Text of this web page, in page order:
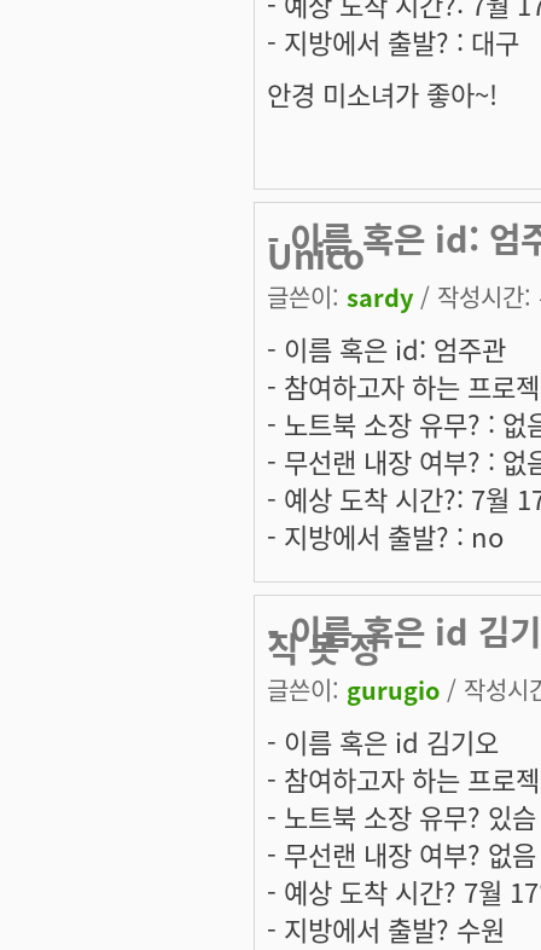
- 지방에서 출발? : 대구
안경 미소녀가 좋아~!
- 이름 혹은 id: 엄
Unico
글쓴이: sardy / 작성시간
- 이름 혹은 id: 엄주관
- 참여하고자 하는 프
- 노트북 소장 유무? : 없
- 무선랜 내장 여부? : 없
- 예상 도착 시간?: 7월
- 지방에서 출발? : no
- 이름 혹은 id 김
직 못 정
글쓴이: gurugio / 작성시
- 이름 혹은 id 김기오
- 참여하고자 하는 프로
- 노트북 소장 유무? 있슴
- 무선랜 내장 여부? 없음
- 예상 도착 시간? 7월
- 지방에서 출발? 수원